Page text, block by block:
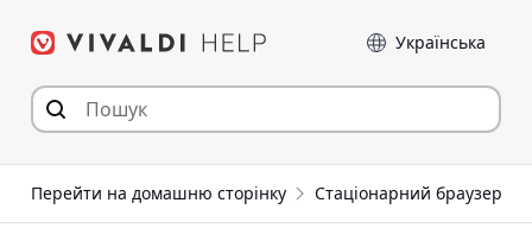
Мова
Перейти на домашню сторінку Стаціонарний браузер